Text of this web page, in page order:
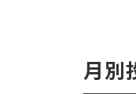
月別